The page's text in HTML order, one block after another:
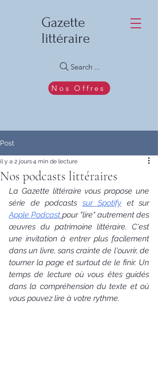
Gazette
littéraire
Search ...
Nos Offres
Post
Nos podcasts littéraires
il y a 2 jours4 min de lecture
La Gazette littéraire vous propose une
série de podcasts sur Spotify
et sur
Apple Podcast pour "lire" autrement des
œuvres du patrimoine littéraire. C'est
une invitation à entrer plus facilement
dans un livre, sans crainte de l'ouvrir, de
tourner la page et surtout de le finir. Un
temps de lecture où vous êtes guidés
dans la compréhension du texte et où
vous pouvez lire à votre rythme.